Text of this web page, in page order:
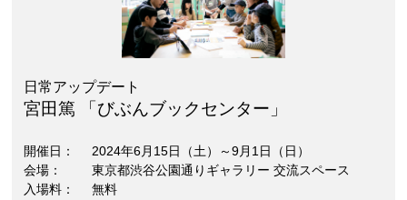
日常アップデート
宮田篤 「びぶんブックセンター」
開催日
2024年6月15日（土）～9月1日（日）
会場
東京都渋谷公園通りギャラリー 交流スペース
入場料
無料